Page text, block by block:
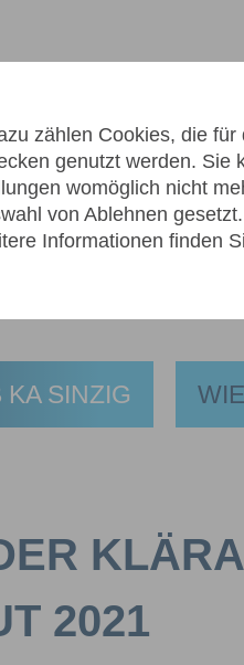
zählen Cookies, die
genutzt werden. Sie
womöglich nicht
von Ablehnen
Informationen finden
SINZIG
2021